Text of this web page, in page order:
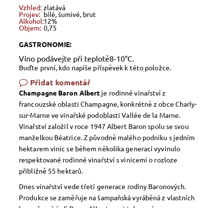
Vzhled: zlatává
Projev: bílé, šumivé, brut
Alkohol:12%
Objem: 0,75
GASTRONOMIE:
Víno podávejte při teplotě8-10°C.
Buďte první, kdo napíše příspěvek k této položce.
Přidat komentář
Champagne Baron Albert je rodinné vinařství z
francouzské oblasti Champagne, konkrétně z obce Charly-
sur-Marne ve vinařské podoblasti Vallée de la Marne.
Vinařství založil v roce 1947 Albert Baron spolu se svou
manželkou Béatrice. Z původně malého podniku s jedním
hektarem vinic se během několika generací vyvinulo
respektované rodinné vinařství s vinicemi o rozloze
přibližně 55 hektarů.
Dnes vinařství vede třetí generace rodiny Baronových.
Produkce se zaměřuje na šampaňská vyráběná z vlastních